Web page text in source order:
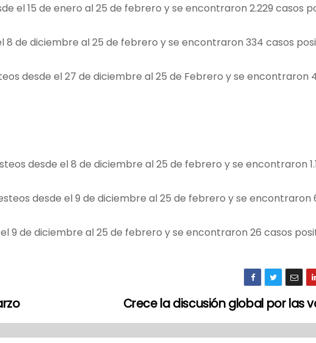
el 15 de enero al 25 de febrero y se encontraron 2.229 casos
8 de diciembre al 25 de febrero y se encontraron 334 casos
desde el 27 de diciembre al 25 de Febrero y se encontraron
desde el 8 de diciembre al 25 de febrero y se encontraron
desde el 9 de diciembre al 25 de febrero y se encontraron
el 9 de diciembre al 25 de febrero y se encontraron 26 casos
Crece la discusión global por las